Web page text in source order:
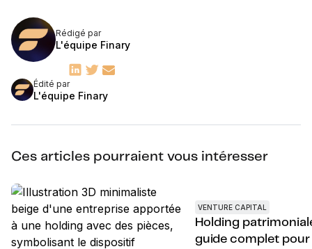
Édité par
L'équipe Finary
Rédigé par
L'équipe Finary
Ces articles pourraient vous intéresser
VENTURE CAPITAL
Holding
guide complet pour